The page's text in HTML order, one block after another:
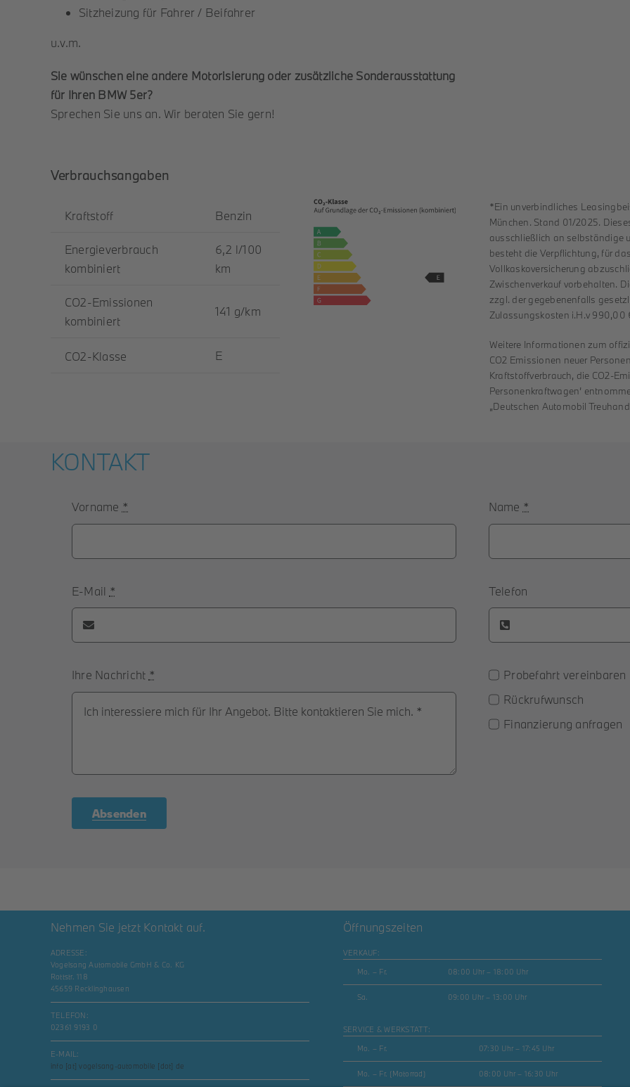
Sitzheizung für Fahrer / Beifahrer
u.v.m.
Sie wünschen eine andere Motorisierung oder zusätzliche Sonderausstattung
für Ihren BMW 5er?
Sprechen Sie uns an. Wir beraten Sie gern!
Verbrauchsangaben
Kraftstoff Benzin
Energieverbrauch
kombiniert
6,2 l/100
km
CO2-Emissionen
kombiniert
141 g/km
CO2-Klasse E
*Ein unverbindliches
München. Stand 01/2025.
ausschließlich an selbständige
besteht die Verpflichtung, für
Vollkaskoversicherung
Zwischenverkauf vorbehalten.
zzgl. der gegebenenfalls
Zulassungskosten i.H.v 990,00
Weitere Informationen zum
CO2 Emissionen neuer
Kraftstoffverbrauch, die CO2-
Personenkraftwagen’
„Deutschen Automobil
KONTAKT
Vorname *
E-Mail *
Ihre Nachricht *
Absenden
Name *
Telefon
Probefahrt vereinbaren
Rückrufwunsch
Finanzierung anfragen
Nehmen Sie jetzt Kontakt auf.
ADRESSE:
Vogelsang Automobile GmbH & Co. KG
Rottstr. 118
45659 Recklinghausen
TELEFON:
02361 9193 0
E-MAIL:
info [at] vogelsang-automobile [dot] de
Öffnungszeiten
VERKAUF:
Mo. – Fr.
08:00 Uhr – 18:00 Uhr
Sa. 09:00 Uhr – 13:00 Uhr
SERVICE & WERKSTATT:
Mo. – Fr.
07:30 Uhr – 17:45 Uhr
Mo. – Fr. (Motorrad) 08:00 Uhr – 16:30 Uhr